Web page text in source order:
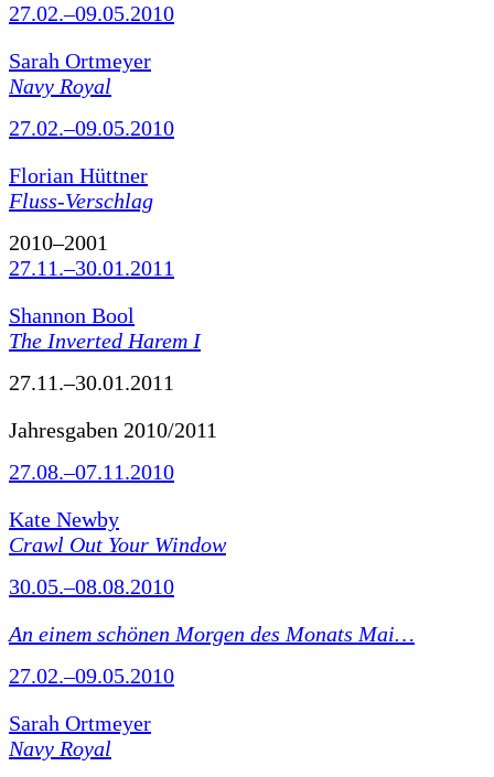
27.02.–09.05.2010
Sarah Ortmeyer
Navy Royal
27.02.–09.05.2010
Florian Hüttner
Fluss-Verschlag
2010–2001
27.11.–30.01.2011
Shannon Bool
The Inverted Harem I
27.11.–30.01.2011
Jahresgaben 2010/2011
27.08.–07.11.2010
Kate Newby
Crawl Out Your Window
30.05.–08.08.2010
An einem schönen Morgen des Monats Mai…
27.02.–09.05.2010
Sarah Ortmeyer
Navy Royal